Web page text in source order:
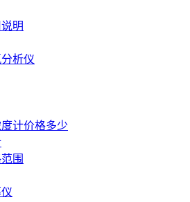
明
析仪
计价格多少
围